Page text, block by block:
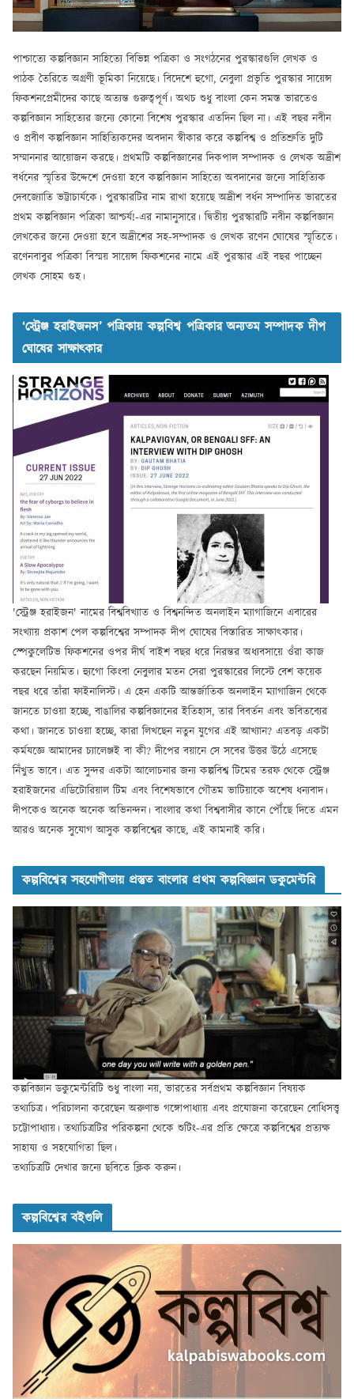
পাশ্চাত্যে কল্পবিজ্ঞান সাহিত্যে বিভিন্ন পত্রিকা ও সংগঠনের পুরস্কারগুলি লেখক ও
পাঠক তৈরিতে অগ্রণী ভূমিকা নিয়েছে। বিদেশে হুগো, নেবুলা প্রভৃতি পুরস্কার সায়েন্স
ফিকশনপ্রেমীদের কাছে অত্যন্ত গুরুত্বপূর্ণ। অথচ শুধু বাংলা কেন সমস্ত ভারতেও
কল্পবিজ্ঞান সাহিত্যের জন্যে কোনো বিশেষ পুরস্কার এতদিন ছিল না। এই বছর নবীন
ও প্রবীণ কল্পবিজ্ঞান সাহিত্যিকদের অবদান স্বীকার করে কল্পবিশ্ব ও প্রতিশ্রুতি দুটি
সম্মাননার আয়োজন করছে। প্রথমটি কল্পবিজ্ঞানের দিকপাল সম্পাদক ও লেখক অদ্রীশ
বর্ধনের স্মৃতির উদ্দেশে দেওয়া হবে কল্পবিজ্ঞান সাহিত্যে অবদানের জন্যে সাহিত্যিক
দেবজ্যোতি ভট্টাচার্যকে। পুরস্কারটির নাম রাখা হয়েছে অদ্রীশ বর্ধন সম্পাদিত ভারতের
প্রথম কল্পবিজ্ঞান পত্রিকা আশ্চর্য!-এর নামানুসারে। দ্বিতীয় পুরস্কারটি নবীন কল্পবিজ্ঞান
লেখকের জন্যে দেওয়া হবে অদ্রীশের সহ-সম্পাদক ও লেখক রণেন ঘোষের স্মৃতিতে।
রণেনবাবুর পত্রিকা বিস্ময় সায়েন্স ফিকশনের নামে এই পুরস্কার এই বছর পাচ্ছেন
লেখক সোহম গুহ।
‘স্ট্রেঞ্জ হরাইজনস’ পত্রিকায় কল্পবিশ্ব পত্রিকার অন্যতম সম্পাদক দীপ
ঘোষের সাক্ষাৎকার
'স্ট্রেঞ্জ হরাইজন' নামের বিশ্ববিখ্যাত ও বিশ্বনন্দিত অনলাইন ম্যাগাজিনে এবারের
সংখ্যায় প্রকাশ পেল কল্পবিশ্বের সম্পাদক দীপ ঘোষের বিস্তারিত সাক্ষাৎকার।
স্পেকুলেটিভ ফিকশনের ওপর দীর্ঘ বাইশ বছর ধরে নিরন্তর অধ্যবসায়ে ওঁরা কাজ
করছেন নিয়মিত। হ্যুগো কিংবা নেবুলার মতন সেরা পুরস্কারের লিস্টে বেশ কয়েক
বছর ধরে তাঁরা ফাইনালিস্ট। এ হেন একটি আন্তর্জাতিক অনলাইন ম্যাগাজিন থেকে
জানতে চাওয়া হচ্ছে, বাঙালির কল্পবিজ্ঞানের ইতিহাস, তার বিবর্তন এবং ভবিতব্যের
কথা। জানতে চাওয়া হচ্ছে, কারা লিখছেন নতুন যুগের এই আখ্যান? এতবড় একটা
কর্মযজ্ঞে আমাদের চ্যালেঞ্জই বা কী? দীপের বয়ানে সে সবের উত্তর উঠে এসেছে
নিঁখুত ভাবে। এত সুন্দর একটা আলোচনার জন্য কল্পবিশ্ব টিমের তরফ থেকে স্ট্রেঞ্জ
হরাইজনের এডিটোরিয়াল টিম এবং বিশেষভাবে গৌতম ভাটিয়াকে অশেষ ধন্যবাদ।
দীপকেও অনেক অনেক অভিনন্দন। বাংলার কথা বিশ্ববাসীর কানে পৌঁছে দিতে এমন
আরও অনেক সুযোগ আসুক কল্পবিশ্বের কাছে, এই কামনাই করি।
কল্পবিশ্বের সহযোগীতায় প্রস্তুত বাংলার প্রথম কল্পবিজ্ঞান ডকুমেন্টরি
কল্পবিজ্ঞান ডকুমেন্টরিটি শুধু বাংলা নয়, ভারতের সর্বপ্রথম কল্পবিজ্ঞান বিষয়ক
তথ্যচিত্র। পরিচালনা করেছেন অরুণাভ গঙ্গোপাধ্যায় এবং প্রযোজনা করেছেন বোধিসত্ত্ব
চট্টোপাধ্যায়। তথ্যচিত্রটির পরিকল্পনা থেকে শুটিং-এর প্রতি ক্ষেত্রে কল্পবিশ্বের প্রত্যক্ষ
সাহায্য ও সহযোগিতা ছিল।
তথ্যচিত্রটি দেখার জন্যে ছবিতে ক্লিক করুন।
কল্পবিশ্বের বইগুলি